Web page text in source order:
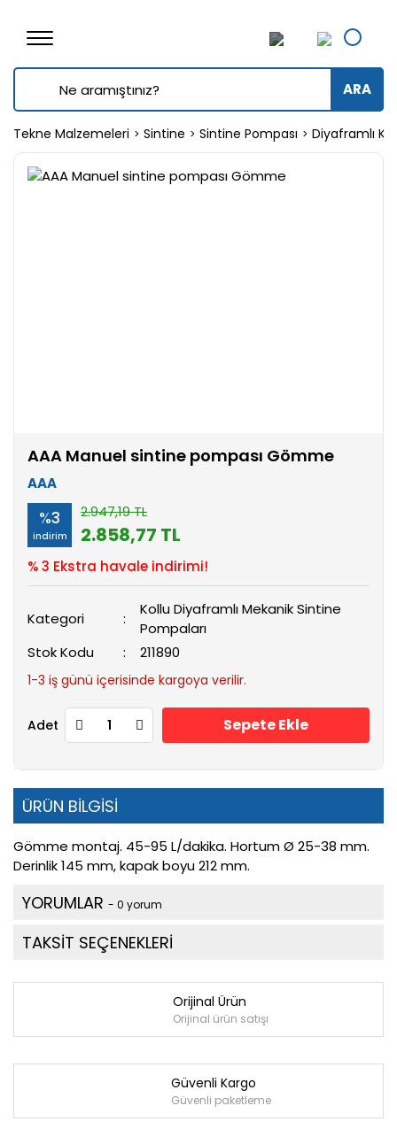
ARA
Tekne Malzemeleri Sintine Sintine Pompası Diyaframlı
AAA Manuel sintine pompası Gömme
AAA
%3
indirim
2.947,19 TL
2.858,77 TL
% 3 Ekstra havale indirimi!
Kategori
Kollu Diyaframlı Mekanik Sintine
Pompaları
Stok Kodu
211890
1-3 iş günü içerisinde kargoya verilir.
Adet Sepete Ekle
ÜRÜN BİLGİSİ
Gömme montaj. 45-95 L/dakika. Hortum Ø 25-38 mm.
Derinlik 145 mm, kapak boyu 212 mm.
YORUMLAR - 0 yorum
TAKSİT SEÇENEKLERİ
Orijinal Ürün
Orijinal ürün satışı
Güvenli Kargo
Güvenli paketleme